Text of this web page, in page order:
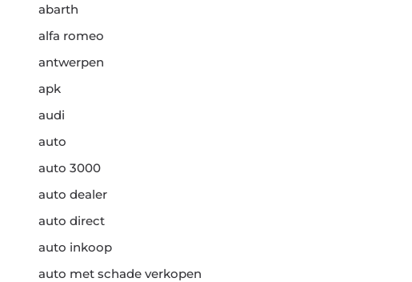
abarth
alfa romeo
antwerpen
apk
audi
auto
auto 3000
auto dealer
auto direct
auto inkoop
auto met schade verkopen